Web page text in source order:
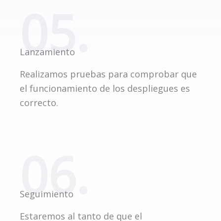
05.
Lanzamiento
Realizamos pruebas para comprobar que
el funcionamiento de los despliegues es
correcto.
06.
Seguimiento
Estaremos al tanto de que el